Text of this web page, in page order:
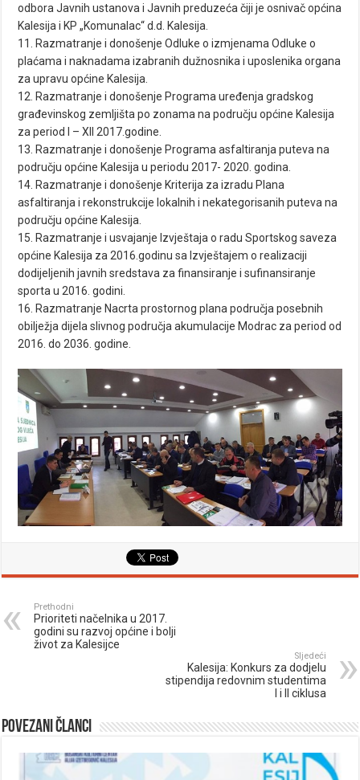
odbora Javnih ustanova i Javnih preduzeća čiji je osnivač općina
Kalesija i KP „Komunalac“ d.d. Kalesija.
11. Razmatranje i donošenje Odluke o izmjenama Odluke o
plaćama i naknadama izabranih dužnosnika i uposlenika organa
za upravu općine Kalesija.
12. Razmatranje i donošenje Programa uređenja gradskog
građevinskog zemljišta po zonama na području općine Kalesija
za period I – XII 2017.godine.
13. Razmatranje i donošenje Programa asfaltiranja puteva na
području općine Kalesija u periodu 2017- 2020. godina.
14. Razmatranje i donošenje Kriterija za izradu Plana
asfaltiranja i rekonstrukcije lokalnih i nekategorisanih puteva na
području općine Kalesija.
15. Razmatranje i usvajanje Izvještaja o radu Sportskog saveza
općine Kalesija za 2016.godinu sa Izvještajem o realizaciji
dodijeljenih javnih sredstava za finansiranje i sufinansiranje
sporta u 2016. godini.
16. Razmatranje Nacrta prostornog plana područja posebnih
obilježja dijela slivnog područja akumulacije Modrac za period od
2016. do 2036. godine.
Prethodni
Prioriteti načelnika u 2017.
godini su razvoj općine i bolji
život za Kalesijce
Sljedeći
Kalesija: Konkurs za dodjelu
stipendija redovnim studentima
I i II ciklusa
Povezani članci